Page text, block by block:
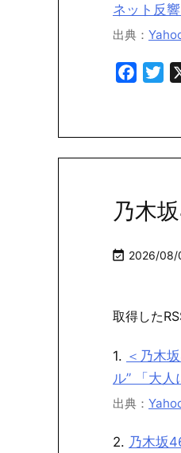
ネット反
出典：
乃木
 2026/08/
取得した
1. ＜乃木
ル” 「大
出典：
2. 乃木坂